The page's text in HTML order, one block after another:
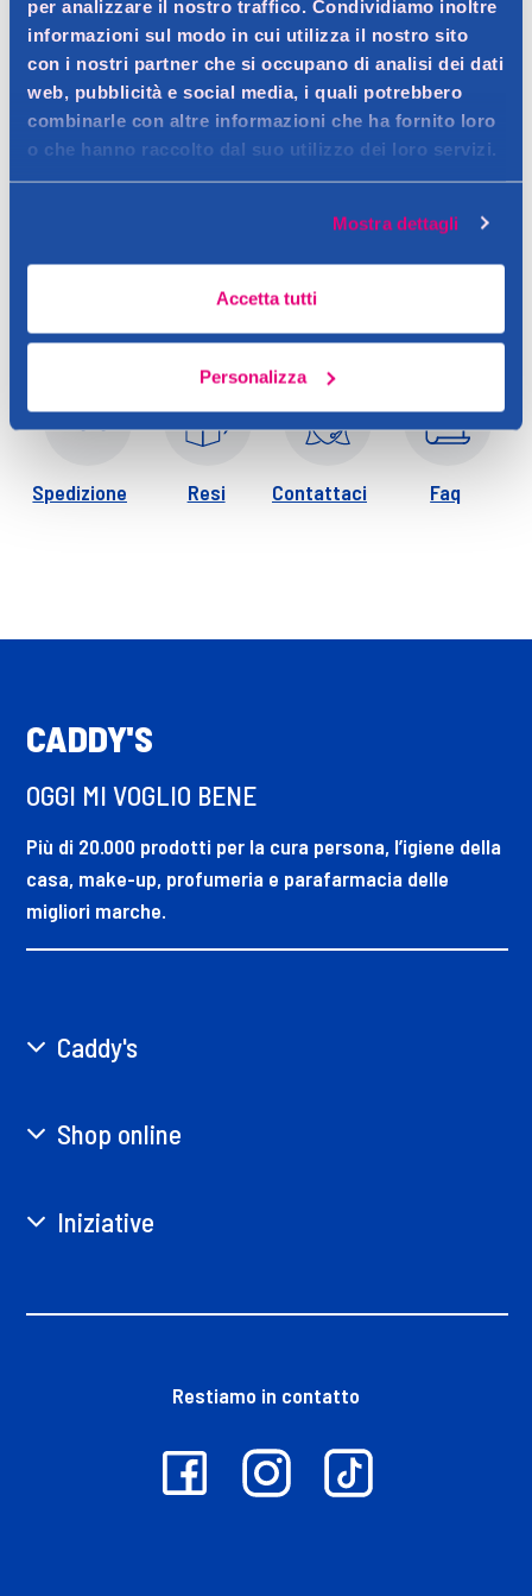
per analizzare il nostro traffico. Condividiamo inoltre
informazioni sul modo in cui utilizza il nostro sito
con i nostri partner che si occupano di analisi dei dati
web, pubblicità e social media, i quali potrebbero
combinarle con altre informazioni che ha fornito loro
o che hanno raccolto dal suo utilizzo dei loro servizi.
Mostra dettagli
Accetta tutti
Personalizza
Descrizione
Contatto del produttore
Dettagli
Spedizione Resi Contattaci Faq
CADDY'S
OGGI MI VOGLIO BENE
Più di 20.000 prodotti per la cura persona, l’igiene della
casa, make-up, profumeria e parafarmacia delle
migliori marche.
Caddy's
Shop online
Iniziative
Restiamo in contatto